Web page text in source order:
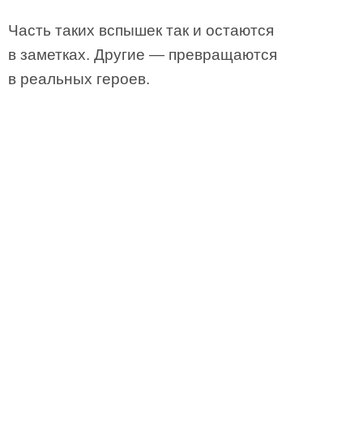
Часть таких вспышек так и остаются
в заметках. Другие — превращаются
в реальных героев.